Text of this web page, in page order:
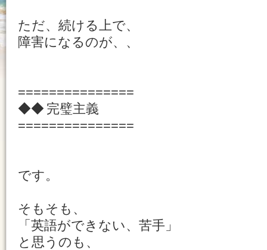
ただ、続ける上で、
障害になるのが、、
===============
◆◆ 完璧主義
===============
です。
そもそも、
「英語ができない、苦手」
と思うのも、